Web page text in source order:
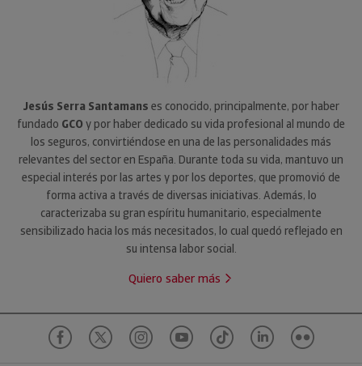
Jesús Serra Santamans es conocido, principalmente, por haber
fundado GCO y por haber dedicado su vida profesional al mundo de
los seguros, convirtiéndose en una de las personalidades más
relevantes del sector en España. Durante toda su vida, mantuvo un
especial interés por las artes y por los deportes, que promovió de
forma activa a través de diversas iniciativas. Además, lo
caracterizaba su gran espíritu humanitario, especialmente
sensibilizado hacia los más necesitados, lo cual quedó reflejado en
su intensa labor social.
Quiero saber más